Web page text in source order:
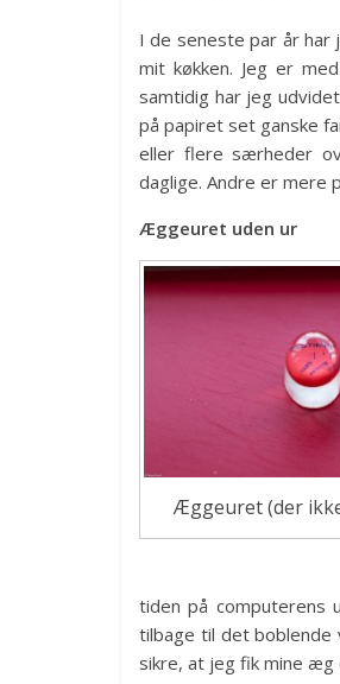
I de seneste par år
mit køkken. Jeg er
samtidig har jeg
på papiret set ganske
eller flere særheder
daglige. Andre er mere
Æggeuret uden ur
Æggeuret (der
tiden på computerens
tilbage til det
sikre, at jeg fik mine æg